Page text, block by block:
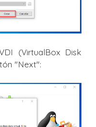
(VirtualBox Disk
"Next":